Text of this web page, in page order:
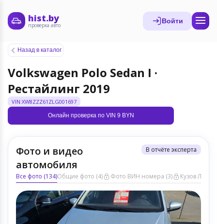
hist.by
проверка авто
Войти
Назад в каталог
Volkswagen Polo Sedan I ·
Рестайлинг 2019
VIN:XW8ZZZ61ZLG001697
Онлайн проверка по VIN 9 BYN
Фото и видео
автомобиля
В отчёте эксперта
Все фото (134)Общие фото (4) Фото ВИН номера (3) Кузов ЛКП